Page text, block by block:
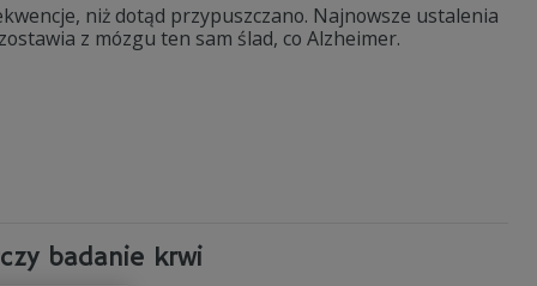
niż dotąd przypuszczano. Najnowsze ustalenia
z mózgu ten sam ślad, co Alzheimer.
badanie krwi